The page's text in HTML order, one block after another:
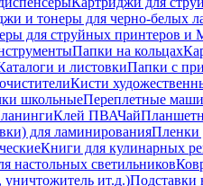
и тонеры для черно-белых
для струйных принтеров
Папки на кольцах
и листовкиПапки с
Кисти
школьныеПереплетные
Клей ПВАЧай
для ламинированияПленки
Книги для кулинарных
настольных светильников
ит.д.)Подставки